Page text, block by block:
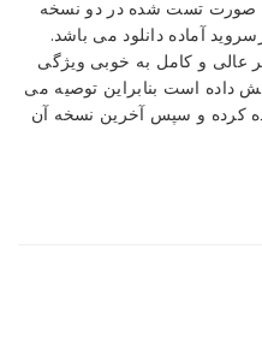
صورت تست شده در دو نسخه
آماده دانلود می باشد.
عالی و کامل به خوبی ویژگی
داده است بنابراین توصیه می
کرده و سپس آخرین نسخه آن